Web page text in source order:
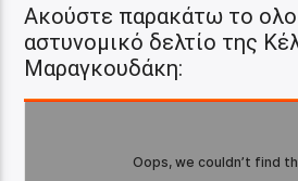
Ακούστε παρακάτω το
αστυνομικό δελτίο της
Μαραγκουδάκη: